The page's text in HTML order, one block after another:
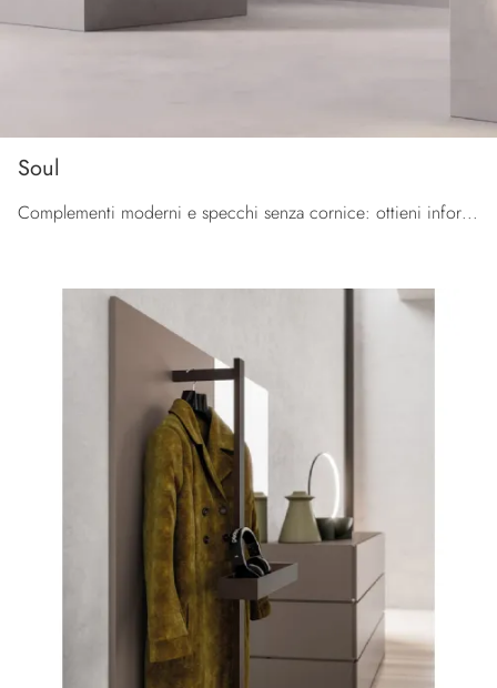
Soul
Complementi moderni e specchi senza cornice: ottieni informazioni sul modello Soul di Orme e potrai impreziosire i tuoi spazi.